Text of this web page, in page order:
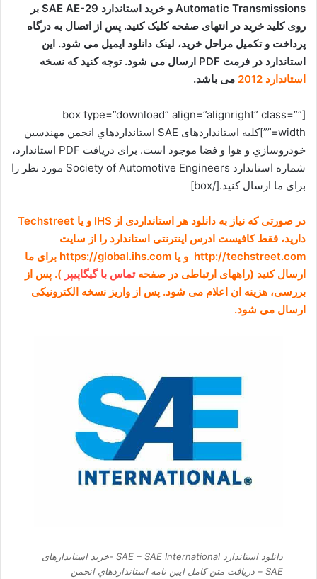
Automatic Transmissions و خرید استاندارد SAE AE-29 بر
روی کلید خرید در انتهای صفحه کلیک کنید. پس از اتصال به درگاه
پرداخت و تکمیل مراحل خرید، لینک دانلود ایمیل می شود. این
استاندارد در فرمت PDF ارسال می شود. توجه کنید که نسخه
استاندارد 2012
می باشد.
[box type=”download” align=”alignright” class=””
width=””]کلیه استانداردهای SAE
استانداردهاي انجمن مهندسين
خودروسازي و هوا و فضا
موجود است. برای دریافت PDF استاندارد،
شماره استاندارد Society of Automotive Engineers مورد نظر را
برای ما ارسال کنید.[/box]
در صورتی که نیاز به دانلود هر استانداردی از IHS و یا Techstreet
دارید، فقط کافیست ادرس اینترنتی استاندارد را از سایت
http://techstreet.com و یا https://global.ihs.com برای ما
ارسال کنید (راههای ارتباطی در صفحهتماس با گیگاپیپر ). پس از
بررسی، هزینه ان اعلام می شود. پس از واریز نسخه الکترونیکی
ارسال می شود.
دانلود استاندارد SAE – SAE International -خرید استاندارهای
SAE – دریافت متن کامل ایین نامه استانداردهاي انجمن